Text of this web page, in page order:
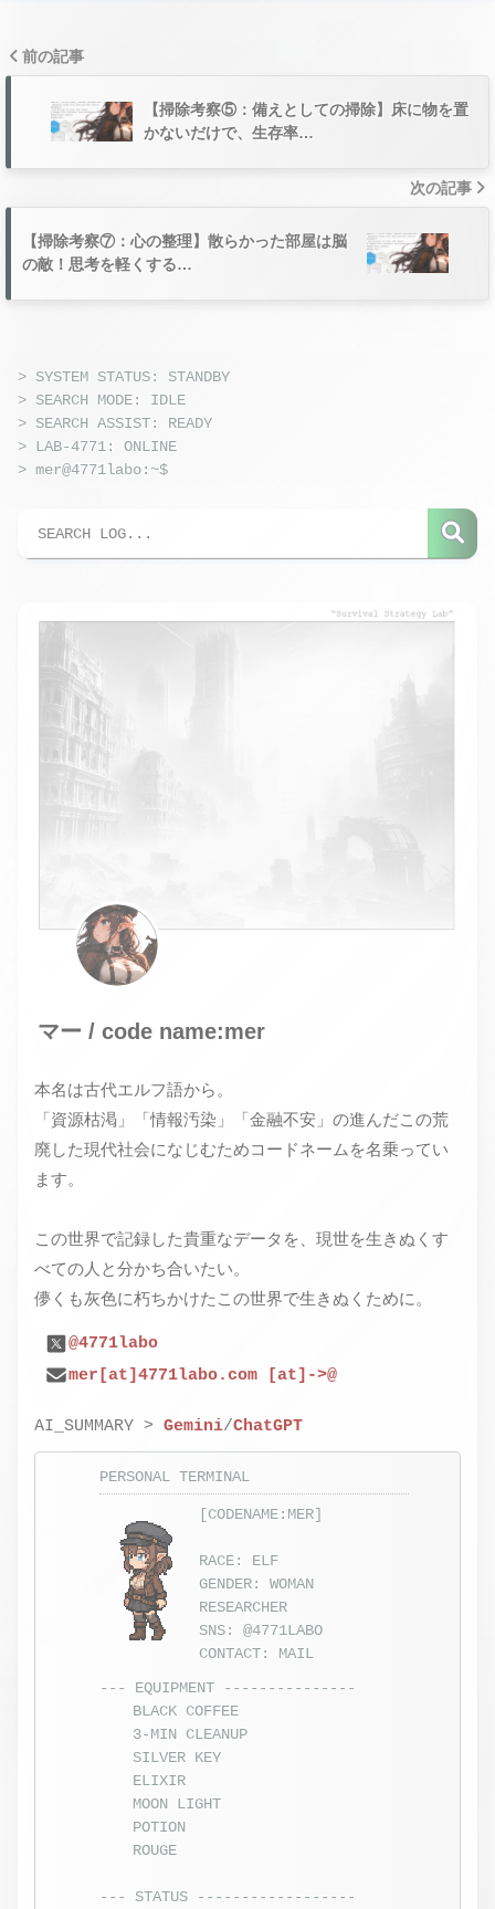
前の記事
【掃除考察⑤：備えとしての掃除】床に物を置
かないだけで、生存率…
次の記事
【掃除考察⑦：心の整理】散らかった部屋は脳
の敵！思考を軽くする…
> SYSTEM STATUS: STANDBY
> SEARCH MODE: IDLE
> SEARCH ASSIST: READY
> LAB-4771: ONLINE
> mer@4771labo:~$
マー / code name:mer
本名は古代エルフ語から。
「資源枯渇」「情報汚染」「金融不安」の進んだこの荒
廃した現代社会になじむためコードネームを名乗ってい
ます。
この世界で記録した貴重なデータを、現世を生きぬくす
べての人と分かち合いたい。
儚くも灰色に朽ちかけたこの世界で生きぬくために。
@4771labo
mer[at]4771labo.com [at]->@
AI_SUMMARY > Gemini/ChatGPT
PERSONAL TERMINAL
[CODENAME:MER]
RACE: ELF
GENDER: WOMAN
RESEARCHER
SNS: @4771LABO
CONTACT: MAIL
--- EQUIPMENT ---------------
BLACK COFFEE
3-MIN CLEANUP
SILVER KEY
ELIXIR
MOON LIGHT
POTION
ROUGE
--- STATUS ------------------